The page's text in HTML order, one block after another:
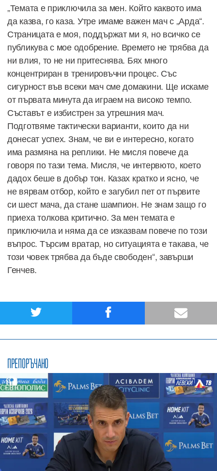
„Темата е приключила за мен. Който каквото има
да казва, го каза. Утре имаме важен мач с „Арда“.
Страницата е моя, поддържат ми я, но всичко се
публикува с мое одобрение. Времето не трябва да
ни влия, то не ни притеснява. Бях много
концентриран в тренировъчни процес. Със
сигурност във всеки мач сме домакини. Ще искаме
от първата минута да играем на високо темпо.
Съставът е избистрен за утрешния мач.
Подготвяме тактически варианти, които да ни
донесат успех. Знам, че ви е интересно, когато
има размяна на реплики. Не мисля повече да
говоря по тази тема. Мисля, че интервюто, което
дадох беше в добър тон. Казах кратко и ясно, че
не вярвам отбор, който е загубил пет от първите
си шест мача, да стане шампион. Не знам защо го
приеха толкова критично. За мен темата е
приключила и няма да се изказвам повече по този
въпрос. Търсим вратар, но ситуацията е такава, че
този човек трябва да бъде свободен“, завърши
Генчев.
ПРЕПОРЪЧАНО